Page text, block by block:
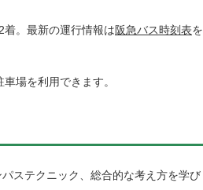
着。最新の運行情報は阪急バス時刻表を
場を利用できます。
ステクニック、総合的な考え方を学び